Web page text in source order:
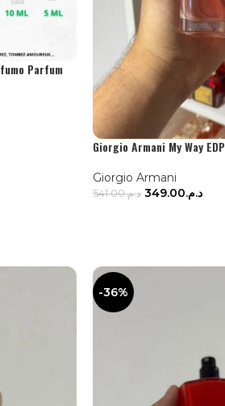
Parfum
Giorgio Armani My Way EDP
Giorgio Armani
د.م.541.00 د.م.349.00
-36%